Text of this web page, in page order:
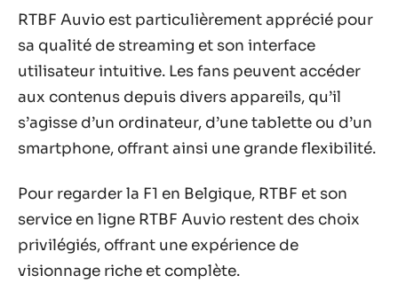
RTBF Auvio est particulièrement apprécié pour
sa qualité de streaming et son interface
utilisateur intuitive. Les fans peuvent accéder
aux contenus depuis divers appareils, qu’il
s’agisse d’un ordinateur, d’une tablette ou d’un
smartphone, offrant ainsi une grande flexibilité.
Pour regarder la F1 en Belgique, RTBF et son
service en ligne RTBF Auvio restent des choix
privilégiés, offrant une expérience de
visionnage riche et complète.